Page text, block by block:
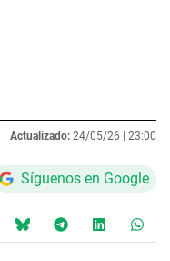
Actualizado: 24/05/26 | 23:00
Síguenos en Google